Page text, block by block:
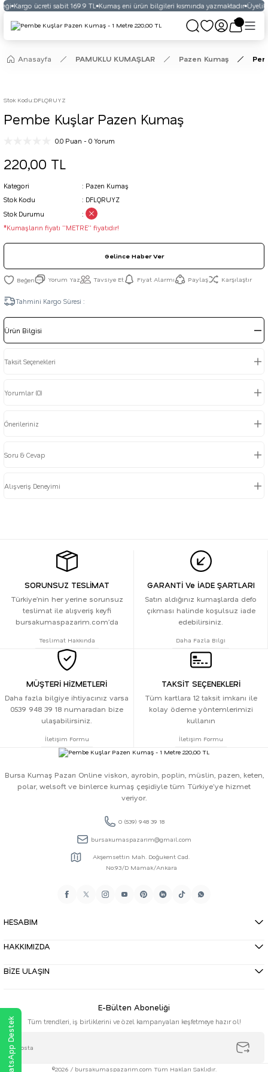
Kargo ücreti sabit 169.9 TL Kumaş eni ürün bilgileri kısmında yazmaktadır Üyelikli
Anasayfa PAMUKLU KUMAŞLAR Pazen Kumaş
Stok Kodu:DFLQRUYZ
Pembe Kuşlar Pazen Kumaş
0.0 Puan - 0 Yorum
220,00 TL
Kategori
Pazen Kumaş
Stok Kodu
DFLQRUYZ
Stok Durumu
*Kumaşların fiyatı ''METRE'' fiyatıdır!
Gelince Haber Ver
Yorum Yaz Tavsiye Et Fiyat Alarmı Paylaş Karşılaştır
Tahmini Kargo Süresi :
Ürün Bilgisi
Taksit Seçenekleri
Yorumlar (0)
Önerileriniz
Soru & Cevap
Alışveriş Deneyimi
SORUNSUZ TESLİMAT
Türkiye’nin her yerine sorunsuz
teslimat ile alışveriş keyfi
bursakumaspazarim.com’da
Teslimat Hakkında
GARANTİ Ve İADE ŞARTLARI
Satın aldığınız kumaşlarda defo
çıkması halinde koşulsuz iade
edebilirsiniz.
Daha Fazla Bilgi
MÜŞTERİ HİZMETLERİ
Daha fazla bilgiye ihtiyacınız varsa
0539 948 39 18 numaradan bize
ulaşabilirsiniz.
İletişim Formu
TAKSİT SEÇENEKLERİ
Tüm kartlara 12 taksit imkanı ile
kolay ödeme yöntemlerimizi
kullanın
İletişim Formu
Bursa Kumaş Pazarı Online viskon, ayrobin, poplin, müslin, pazen, keten,
polar, welsoft ve binlerce kumaş çeşidiyle tüm Türkiye'ye hizmet
veriyor.
0 (539) 948 39 18
bursakumaspazarim@gmail.com
Akşemsettin Mah. Doğukent Cad.
No:93/D Mamak/Ankara
HESABIM
HAKKIMIZDA
BİZE ULAŞIN
E-Bülten Aboneliği
Tüm trendleri, iş birliklerini ve özel kampanyaları keşfetmeye hazır ol!
©2026 / bursakumaspazarim.com Tüm Hakları Saklıdır.
WhatsApp Destek